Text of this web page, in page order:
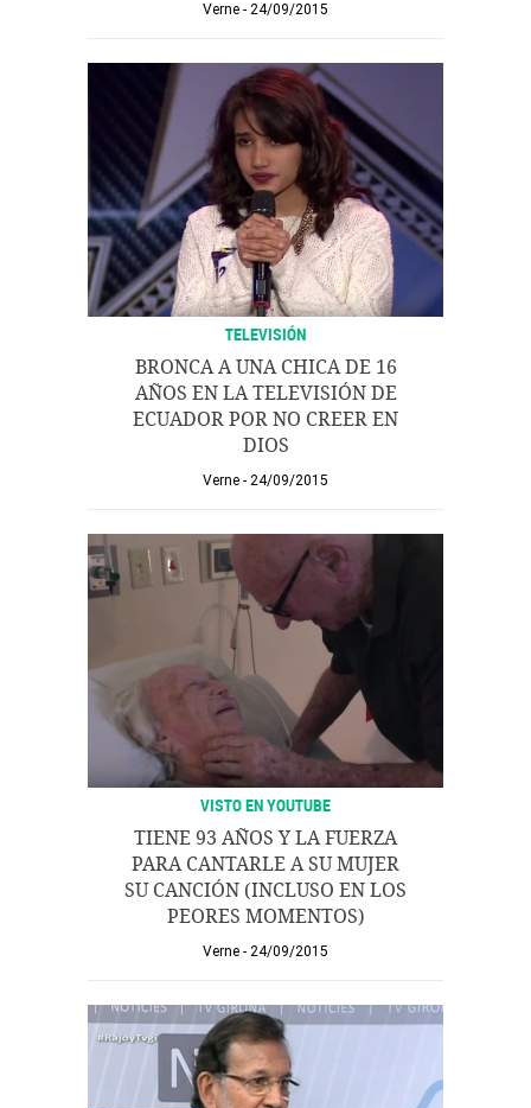
Verne 24/09/2015
TELEVISIÓN
BRONCA A UNA CHICA DE 16
AÑOS EN LA TELEVISIÓN DE
ECUADOR POR NO CREER EN
DIOS
Verne 24/09/2015
VISTO EN YOUTUBE
TIENE 93 AÑOS Y LA FUERZA
PARA CANTARLE A SU MUJER
SU CANCIÓN (INCLUSO EN LOS
PEORES MOMENTOS)
Verne 24/09/2015